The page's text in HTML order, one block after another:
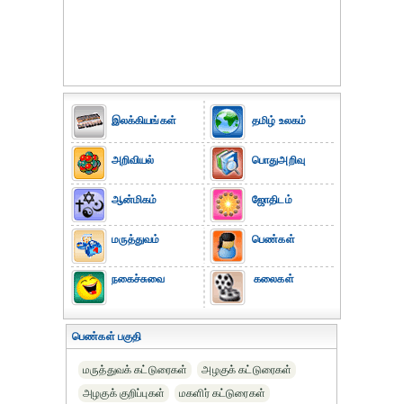
இலக்கியங்கள்
அறிவியல்
ஆன்மிகம்
மருத்துவம்
நகைச்சுவை
தமிழ் உலகம்
பொதுஅறிவு
ஜோதிடம்
பெண்கள்
கலைகள்
பெண்கள் பகுதி
மருத்துவக் கட்டுரைகள்
அழகுக் கட்டுரைகள்
அழகுக் குறிப்புகள்
மகளிர் கட்டுரைகள்